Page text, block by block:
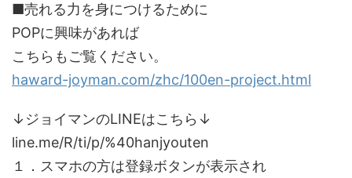
■売れる力を身につけるために
POPに興味があれば
こちらもご覧ください。
haward-joyman.com/zhc/100en-project.html
↓ジョイマンのLINEはこちら↓
line.me/R/ti/p/%40hanjyouten
１．スマホの方は登録ボタンが表示され